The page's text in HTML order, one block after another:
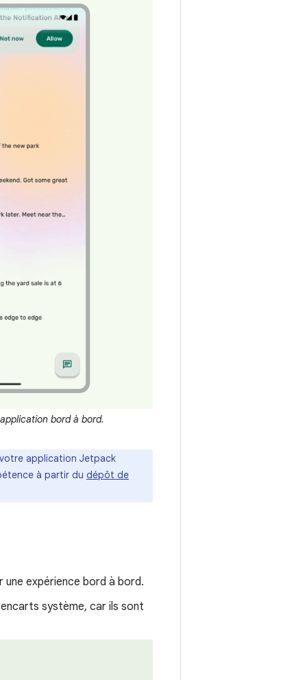
bord à bord.
application Jetpack
à partir du dépôt de
expérience bord à bord.
système, car ils sont